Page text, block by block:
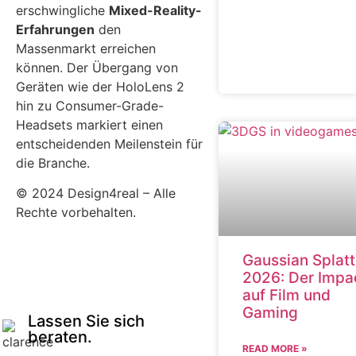
erschwingliche Mixed-Reality-
Erfahrungen den
Massenmarkt erreichen
können. Der Übergang von
Geräten wie der HoloLens 2
hin zu Consumer-Grade-
Headsets markiert einen
entscheidenden Meilenstein für
die Branche.
© 2024 Design4real – Alle
Rechte vorbehalten.
Lassen Sie sich
beraten.
Gaussian
2026: Der
auf Film und
Gaming
READ MORE »